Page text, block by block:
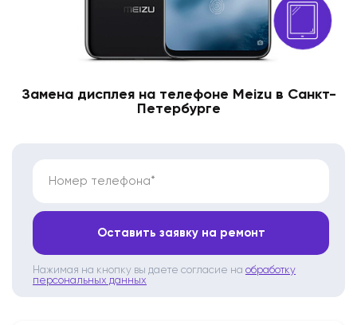
Замена дисплея на телефоне Meizu в Санкт-
Петербурге
Номер телефона*
Оставить заявку на ремонт
Нажимая на кнопку вы даете согласие на обработку
персональных данных